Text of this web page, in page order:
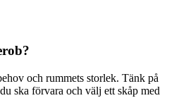
och rummets storlek. Tänk på
ska förvara och välj ett skåp med